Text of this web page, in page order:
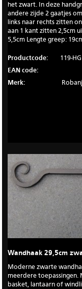
het zwart. In deze
andere zijde 2 gaatjes
links naar rechts zitten
aan 1 kant zitten 2,5cm
5,5cm Lengte greep:
Productcode:
119-
EAN code:
Merk:
Wandhaak 29,5cm
Moderne zwarte
meerdere toepassingen.
basket, lantaarn of